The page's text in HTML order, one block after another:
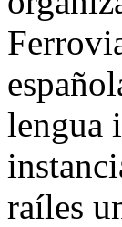
lengua
raíles